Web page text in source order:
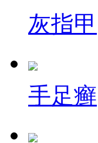
灰指甲
手足癣